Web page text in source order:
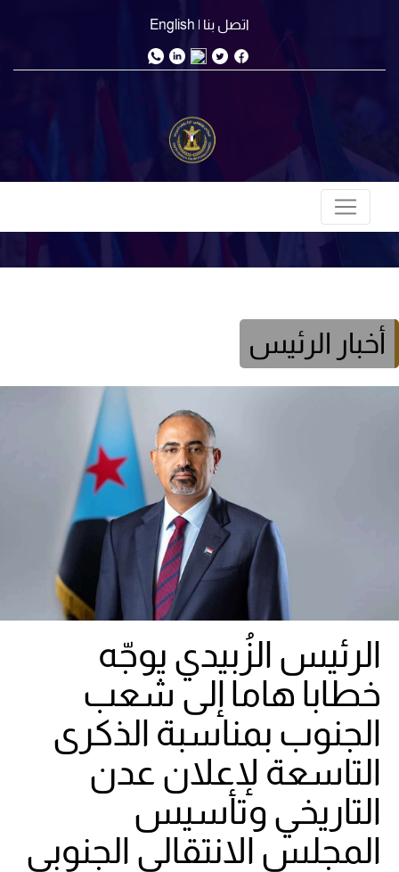
اتصل بنا | English
أخبار الرئيس
الرئيس الزُبيدي يوجّه
خطابا هاما إلى شعب
الجنوب بمناسبة الذكرى
التاسعة لإعلان عدن
التاريخي وتأسيس
المجلس الانتقالي الجنوبي